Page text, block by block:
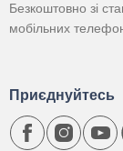
Безкоштовно зі
мобільних
Приєднуйтесь